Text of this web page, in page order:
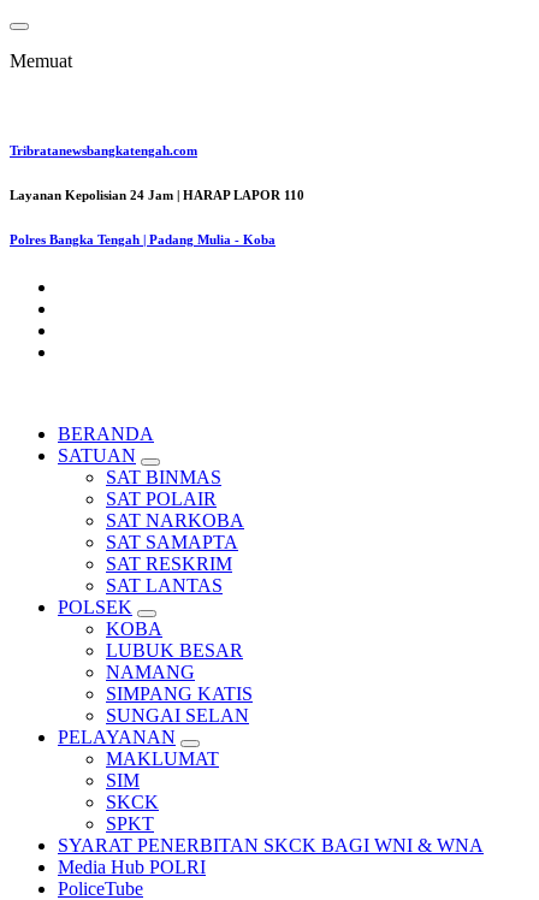
Lewati
konten
Memuat
Tribratanewsbangkatengah.com
Layanan Kepolisian 24 Jam | HARAP LAPOR 110
Polres Bangka Tengah | Padang Mulia - Koba
BERANDA
SATUAN
SAT BINMAS
SAT POLAIR
SAT NARKOBA
SAT SAMAPTA
SAT RESKRIM
SAT LANTAS
POLSEK
KOBA
LUBUK BESAR
NAMANG
SIMPANG KATIS
SUNGAI SELAN
PELAYANAN
MAKLUMAT
SIM
SKCK
SPKT
SYARAT PENERBITAN SKCK BAGI WNI & WNA
Media Hub POLRI
PoliceTube